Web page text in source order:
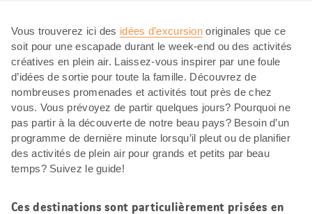
Vous trouverez ici des idées d’excursion originales que ce
soit pour une escapade durant le week-end ou des activités
créatives en plein air. Laissez-vous inspirer par une foule
d’idées de sortie pour toute la famille. Découvrez de
nombreuses promenades et activités tout près de chez
vous. Vous prévoyez de partir quelques jours? Pourquoi ne
pas partir à la découverte de notre beau pays? Besoin d’un
programme de dernière minute lorsqu’il pleut ou de planifier
des activités de plein air pour grands et petits par beau
temps? Suivez le guide!
Ces destinations sont particulièrement prisées en